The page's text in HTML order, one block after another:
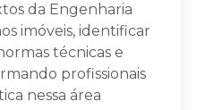
da Engenharia
imóveis, identificar
técnicas e
profissionais
nessa área